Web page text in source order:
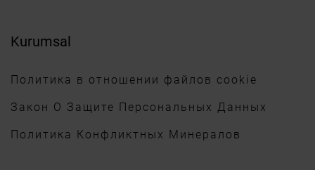
Kurumsal
Политика в отношении файлов cookie
Закон О Защите Персональных Данных
Политика Конфликтных Минералов